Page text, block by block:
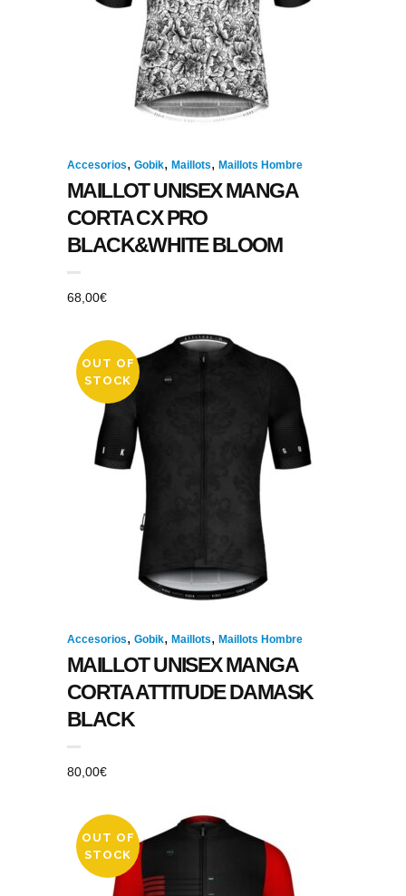
Accesorios, Gobik, Maillots, Maillots Hombre
MAILLOT UNISEX MANGA
CORTA CX PRO
BLACK&WHITE BLOOM
68,00€
OUT OF
STOCK
Accesorios, Gobik, Maillots, Maillots Hombre
MAILLOT UNISEX MANGA
CORTA ATTITUDE DAMASK
BLACK
80,00€
OUT OF
STOCK